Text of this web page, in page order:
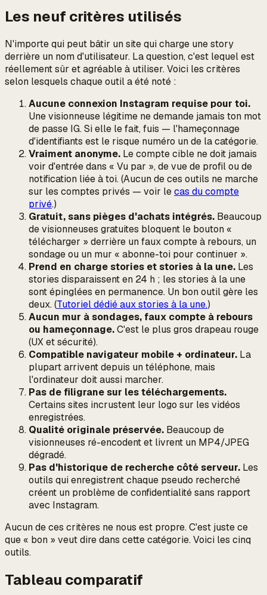
Les neuf critères utilisés
N'importe qui peut bâtir un site qui charge une story
derrière un nom d'utilisateur. La question, c'est lequelest
réellement sûr et agréable à utiliser. Voici les critères
selon lesquels chaque outil a été noté :
Aucune connexion Instagram requise pour toi.
Une visionneuse légitime ne demande jamais ton mot
de passe IG. Si elle le fait, fuis — l'hameçonnage
d'identifiants est le risque numéro un de la catégorie.
Vraiment anonyme. Le compte cible ne doit jamais
voir d'entrée dans « Vu par », de vue de profil ou de
notification liée à toi. (Aucun de ces outils ne marche
sur les comptes privés — voir lecas du compte
privé.)
Gratuit, sans pièges d'achats intégrés. Beaucoup
de visionneuses gratuites bloquent le bouton «
télécharger » derrière un faux compte à rebours, un
sondage ou un mur « abonne-toi pour continuer ».
Prend en charge stories et stories à la une. Les
stories disparaissent en 24 h ; les stories à la une
sont épinglées en permanence. Un bon outil gère les
deux. (Tutoriel dédié aux stories à la une.)
Aucun mur à sondages, faux compte à rebours
ou hameçonnage.C'est le plus gros drapeau rouge
(UX et sécurité).
Compatible navigateur mobile + ordinateur. La
plupart arrivent depuis un téléphone, mais
l'ordinateur doit aussi marcher.
Pas de filigrane sur les téléchargements.
Certains sites incrustent leur logo sur les vidéos
enregistrées.
Qualité originale préservée. Beaucoup de
visionneuses ré-encodent et livrent un MP4/JPEG
dégradé.
Pas d'historique de recherche côté serveur. Les
outils qui enregistrent chaque pseudo recherché
créent un problème de confidentialité sans rapport
avec Instagram.
Aucun de ces critères ne nous est propre. C'est juste ce
que « bon » veut dire dans cette catégorie. Voici les cinq
outils.
Tableau comparatif